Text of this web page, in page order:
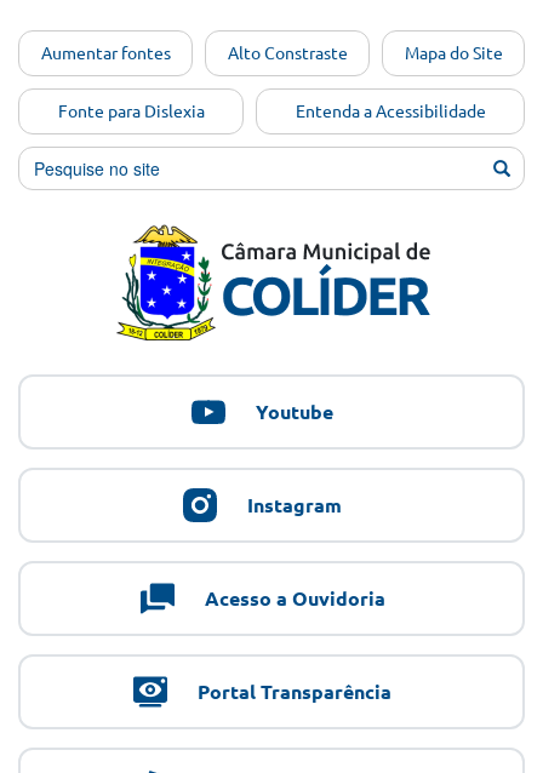
conteúdo
[Alt+1]
Ir para
o menu
[Alt+2]
[Alt+4]
Aumentar fontes Alto Constraste Mapa do Site
Fonte para Dislexia Entenda a Acessibilidade
Youtube
Instagram
Acesso a Ouvidoria
Portal Transparência